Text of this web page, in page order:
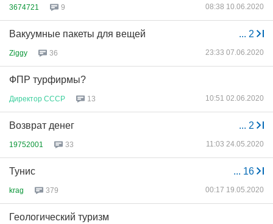
3674721 9 08:38 10.06.2020
... 2
Вакуумные пакеты для вещей
Ziggy 36 23:33 07.06.2020
ФПР турфирмы?
Директор СССР 13 10:51 02.06.2020
... 2
Возврат денег
19752001 33 11:03 24.05.2020
... 16
Тунис
krag 379 00:17 19.05.2020
Геологический туризм